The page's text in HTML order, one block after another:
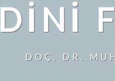
DINI
DOÇ. DR.